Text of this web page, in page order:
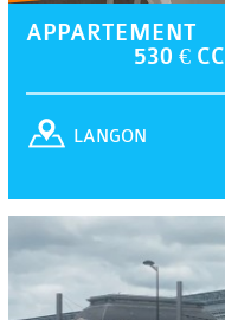
APPARTEMENT
530 € CC
LANGON